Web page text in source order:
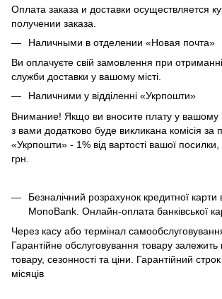
Оплата заказа и доставки осуществляется
получении заказа.
Наличными в отделении «Новая почта»
Ви оплачуєте свій замовлення при отриманні
служби доставки у вашому місті.
Наличними у відділенні «Укрпошти»
Внимание! Якщо ви вносите плату у вашому
з вами додатково буде викликана комісія за
«Укрпошти» - 1% від вартості вашої
грн.
Безналічний розрахунок кредитної карти
MonoBank. Онлайн-оплата банківської
Через касу або термінал
Гарантійне обслуговування товару залежить
товару, сезонності та ціни. Гарантійний
місяців